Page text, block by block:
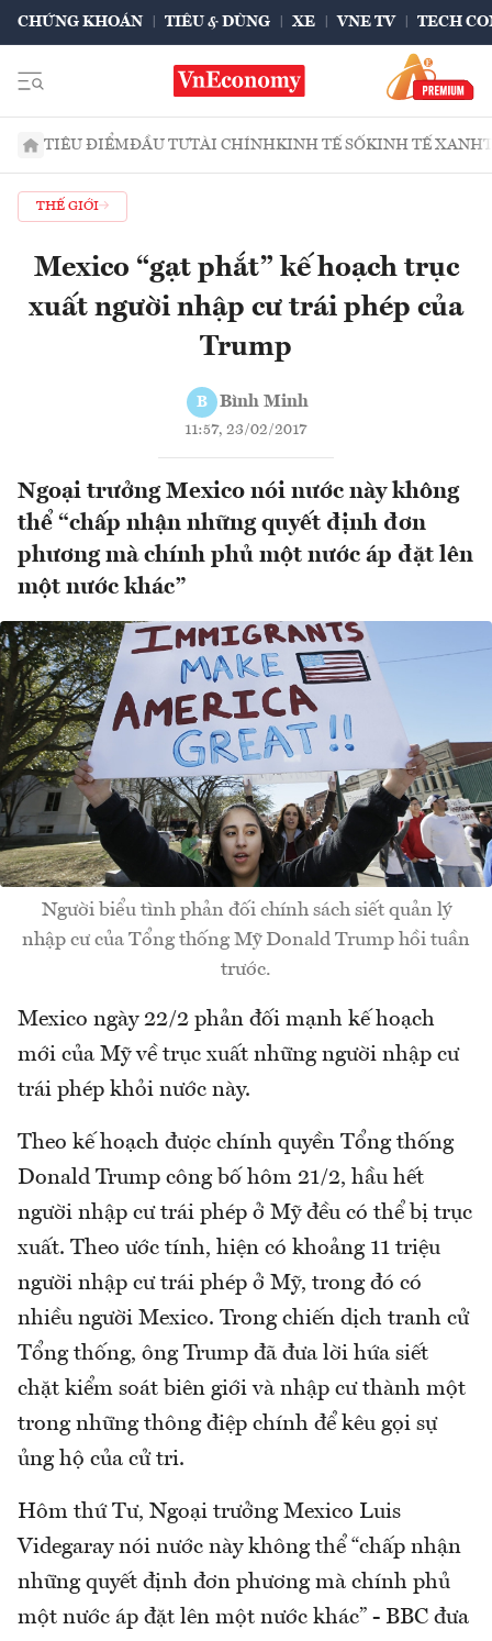
CHỨNG KHOÁN TIÊU & DÙNG XE VNE TV TECH
TIÊU ĐIỂMĐẦU TƯTÀI CHÍNHKINH TẾ SỐKINH TẾ XANH
THẾ GIỚI
Mexico “gạt phắt” kế hoạch trục
xuất người nhập cư trái phép của
Trump
B Bình Minh
11:57, 23/02/2017
Ngoại trưởng Mexico nói nước này không
thể “chấp nhận những quyết định đơn
phương mà chính phủ một nước áp đặt lên
một nước khác”
Người biểu tình phản đối chính sách siết quản lý
nhập cư của Tổng thống Mỹ Donald Trump hồi tuần
trước.
Mexico ngày 22/2 phản đối mạnh kế hoạch
mới của Mỹ về trục xuất những người nhập cư
trái phép khỏi nước này.
Theo kế hoạch được chính quyền Tổng thống
Donald Trump công bố hôm 21/2, hầu hết
người nhập cư trái phép ở Mỹ đều có thể bị trục
xuất. Theo ước tính, hiện có khoảng 11 triệu
người nhập cư trái phép ở Mỹ, trong đó có
nhiều người Mexico. Trong chiến dịch tranh cử
Tổng thống, ông Trump đã đưa lời hứa siết
chặt kiểm soát biên giới và nhập cư thành một
trong những thông điệp chính để kêu gọi sự
ủng hộ của cử tri.
Hôm thứ Tư, Ngoại trưởng Mexico Luis
Videgaray nói nước này không thể “chấp nhận
những quyết định đơn phương mà chính phủ
một nước áp đặt lên một nước khác” - BBC đưa